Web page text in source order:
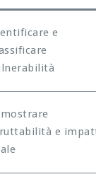
e
e